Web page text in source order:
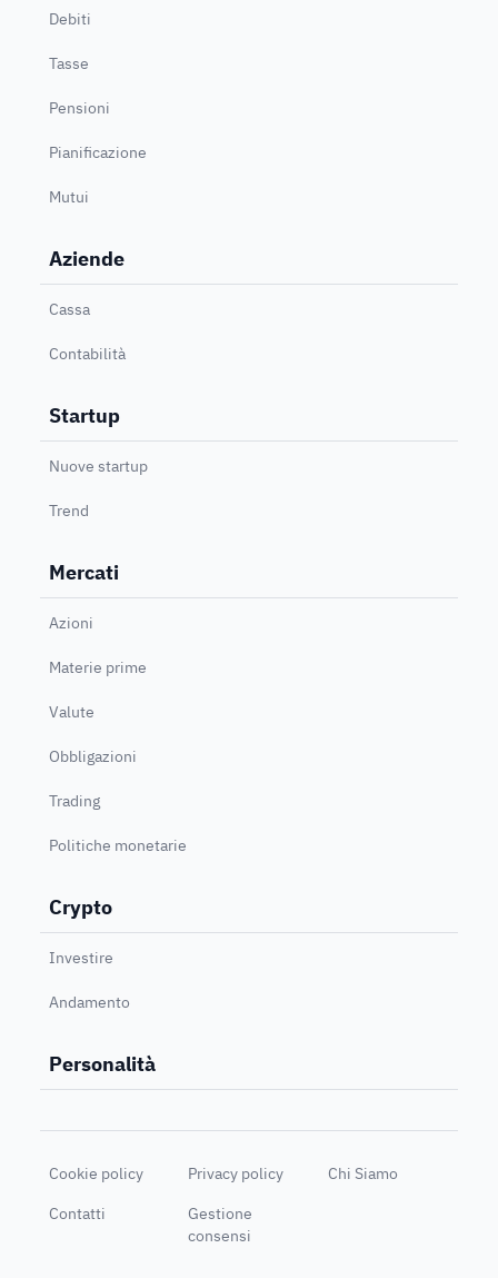
Debiti
Tasse
Pensioni
Pianificazione
Mutui
Aziende
Cassa
Contabilità
Startup
Nuove startup
Trend
Mercati
Azioni
Materie prime
Valute
Obbligazioni
Trading
Politiche monetarie
Crypto
Investire
Andamento
Personalità
Cookie policy Privacy policy
Chi Siamo
Contatti
Gestione
consensi